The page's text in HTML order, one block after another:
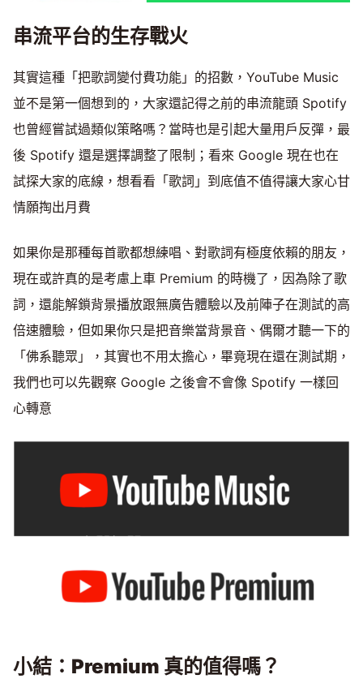
串流平台的生存戰火
其實這種「把歌詞變付費功能」的招數，YouTube Music
並不是第一個想到的，大家還記得之前的串流龍頭 Spotify
也曾經嘗試過類似策略嗎？當時也是引起大量用戶反彈，最
後 Spotify 還是選擇調整了限制；看來 Google 現在也在
試探大家的底線，想看看「歌詞」到底值不值得讓大家心甘
情願掏出月費
如果你是那種每首歌都想練唱、對歌詞有極度依賴的朋友，
現在或許真的是考慮上車 Premium 的時機了，因為除了歌
詞，還能解鎖背景播放跟無廣告體驗以及前陣子在測試的高
倍速體驗，但如果你只是把音樂當背景音、偶爾才聽一下的
「佛系聽眾」，其實也不用太擔心，畢竟現在還在測試期，
我們也可以先觀察 Google 之後會不會像 Spotify 一樣回
心轉意
小結：Premium 真的值得嗎？